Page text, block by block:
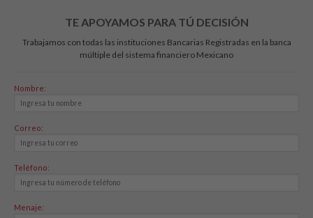
TE APOYAMOS PARA TÚ DECISIÓN
Trabajamos con todas las instituciones Bancarias Registradas en la banca
múltiple del sistema financiero Mexicano
Nombre:
Correo:
Teléfono:
Menaje: